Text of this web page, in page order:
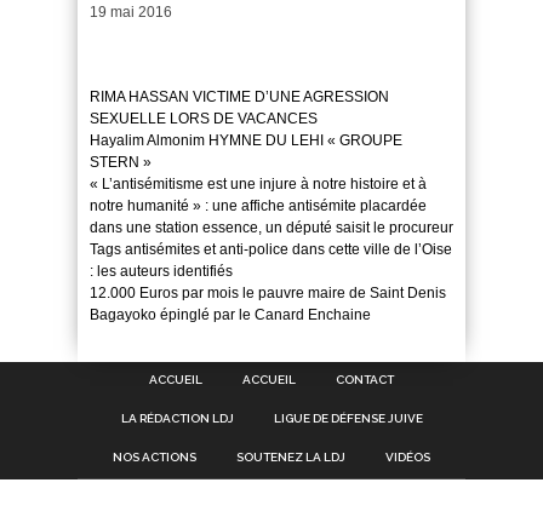
Date
19 mai 2016
RIMA HASSAN VICTIME D’UNE AGRESSION
SEXUELLE LORS DE VACANCES
Hayalim Almonim HYMNE DU LEHI « GROUPE
STERN »
« L’antisémitisme est une injure à notre histoire et à
notre humanité » : une affiche antisémite placardée
dans une station essence, un député saisit le procureur
Tags antisémites et anti-police dans cette ville de l’Oise
: les auteurs identifiés
12.000 Euros par mois le pauvre maire de Saint Denis
Bagayoko épinglé par le Canard Enchaine
ACCUEIL ACCUEIL CONTACT
LA RÉDACTION LDJ LIGUE DE DÉFENSE JUIVE
NOS ACTIONS SOUTENEZ LA LDJ VIDÉOS